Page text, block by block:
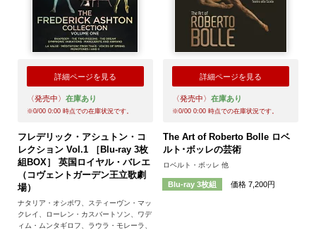
詳細ページを見る
〈発売中〉 在庫あり
※0/00 0:00時点での在庫状況です。
フレデリック・アシュトン・コ
レクション Vol.1 ［Blu-ray 3枚
組BOX］ 英国ロイヤル・バレエ
（コヴェントガーデン王立歌劇
場）
ナタリア・オシポワ、スティーヴン・マッ
クレイ、ローレン・カスバートソン、ワデ
ィム・ムンタギロフ、ラウラ・モレーラ、
詳細ページを見る
〈発売中〉 在庫あり
※0/00 0:00時点での在庫状況です。
The Art of Roberto Bolle ロベ
ルト･ボッレの芸術
ロベルト・ボッレ 他
Blu-ray 3枚組 価格 7,200円